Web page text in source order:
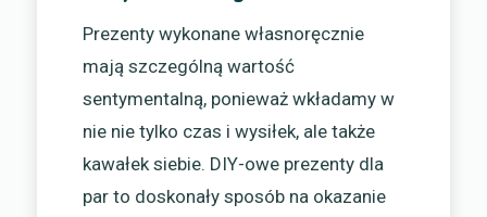
Prezenty wykonane własnoręcznie
mają szczególną wartość
sentymentalną, ponieważ wkładamy w
nie nie tylko czas i wysiłek, ale także
kawałek siebie. DIY-owe prezenty dla
par to doskonały sposób na okazanie